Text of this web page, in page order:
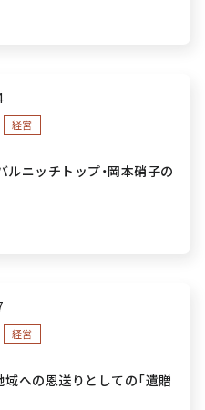
経営
ニッチトップ・岡本硝子の
略～
経営
への恩送りとしての「遺贈